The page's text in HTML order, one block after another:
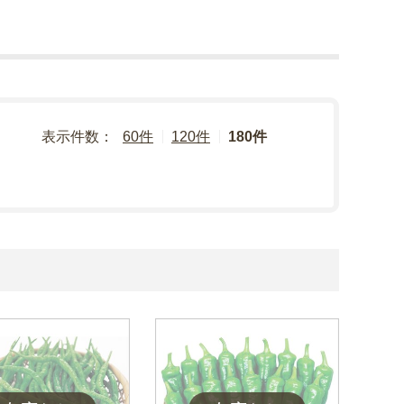
表示件数： 60件 120件 180件